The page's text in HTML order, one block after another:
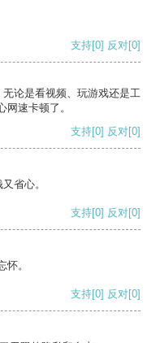
支持[0] 反对[0]
论是看视频、玩游戏还是工
速卡顿了。
支持[0] 反对[0]
省心。
支持[0] 反对[0]
。
支持[0] 反对[0]